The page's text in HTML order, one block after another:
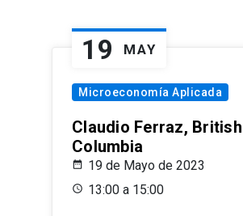
19 MAY
Microeconomía Aplicada
Claudio Ferraz, British
Columbia
19 de Mayo de 2023
13:00 a 15:00